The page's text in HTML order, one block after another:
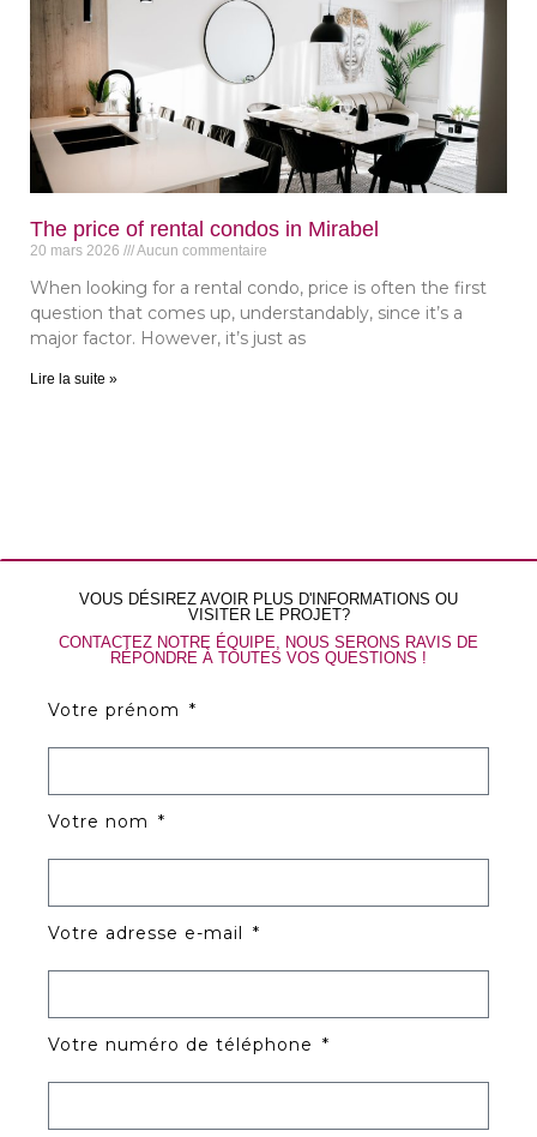
The price of rental condos in Mirabel
20 mars 2026 Aucun commentaire
When looking for a rental condo, price is often the first
question that comes up, understandably, since it’s a
major factor. However, it’s just as
Lire la suite »
VOUS DÉSIREZ AVOIR PLUS D'INFORMATIONS OU
VISITER LE PROJET?
CONTACTEZ NOTRE ÉQUIPE, NOUS SERONS RAVIS DE
RÉPONDRE À TOUTES VOS QUESTIONS !
Votre prénom
Votre nom
Votre adresse e-mail
Votre numéro de téléphone